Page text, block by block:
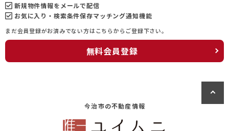
新規物件情報をメールで配信
お気に入り・検索条件保存マッチング通知機能
まだ会員登録がお済みでない方はこちらからご登録下さい。
無料会員登録
今治市の不動産情報